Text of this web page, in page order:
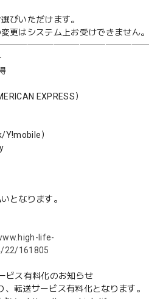
びいただけます。
更はシステム上お受けできません。
EXPRESS）
）
となります。
life-
22/161805
ビス有料化のお知らせ
、転送サービス有料化となります。